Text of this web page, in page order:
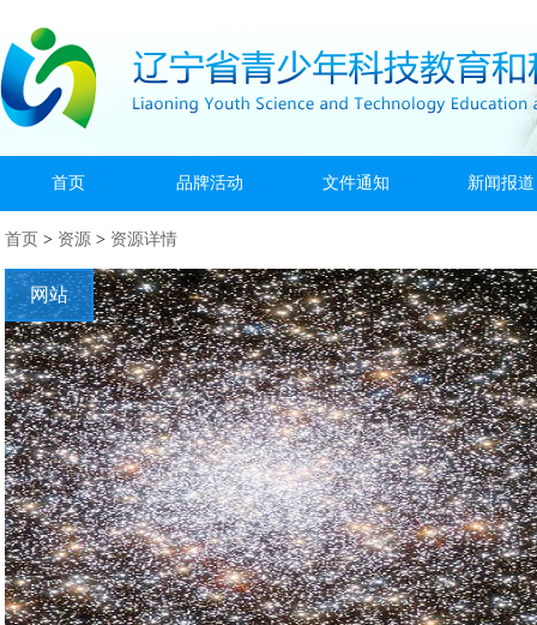
首页 品牌活动 文件通知 新闻报道
首页 > 资源 > 资源详情
网站